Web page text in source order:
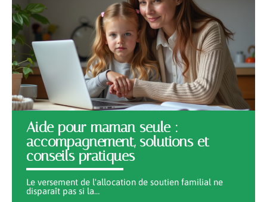
Aide pour maman seule :
accompagnement, solutions et
conseils pratiques
Le versement de l'allocation de soutien familial ne
disparaît pas si la…